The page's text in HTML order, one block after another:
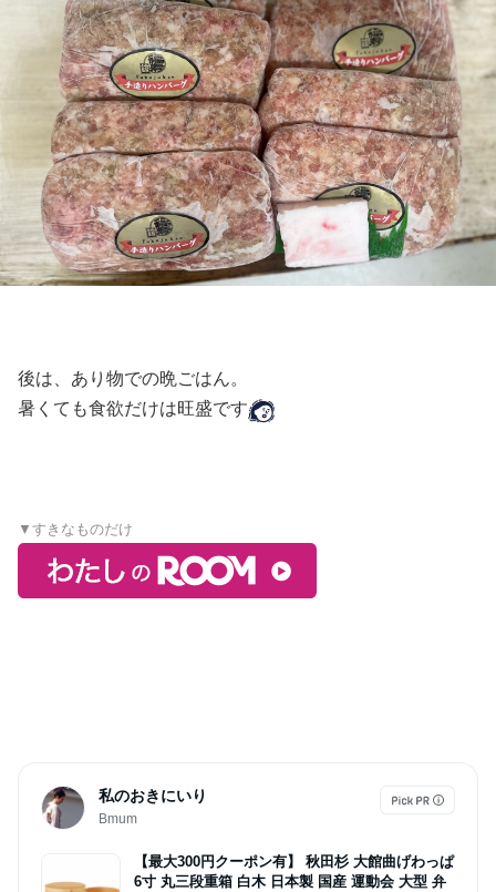
後は、あり物での晩ごはん。
暑くても食欲だけは旺盛です
▼すきなものだけ
私のおきにいり
Bmum
【最大300円クーポン有】 秋田杉 大館曲げわっぱ
6寸 丸三段重箱 白木 日本製 国産 運動会 大型 弁